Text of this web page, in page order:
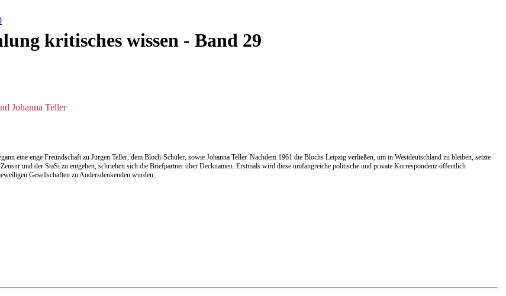
kritisches wissen - Band 29
Johanna Teller
eine enge Freundschaft zu Jürgen Teller, dem Bloch-Schüler, sowie Johanna Teller. Nachdem 1961 die Blochs Leipzig verließen, um in Westdeutschland zu bleiben, setzte
und der StaSi zu entgehen, schrieben sich die Briefpartner über Decknamen. Erstmals wird diese umfangreiche politische und private Korrespondenz öffentlich
Gesellschaften zu Andersdenkenden wurden.